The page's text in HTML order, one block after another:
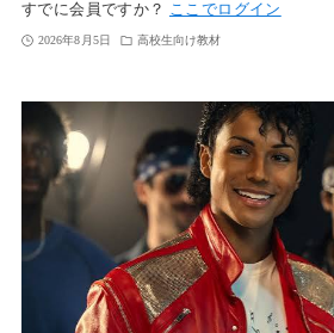
すでに会員ですか？ ここでログイン
2026年8月5日 高校生向け教材